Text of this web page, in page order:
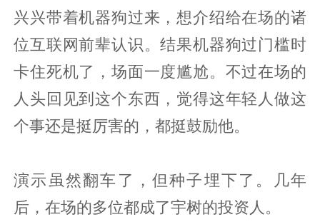
兴兴带着机器狗过来，想介绍给在场的诸
位互联网前辈认识。结果机器狗过门槛时
卡住死机了，场面一度尴尬。不过在场的
人头回见到这个东西，觉得这年轻人做这
个事还是挺厉害的，都挺鼓励他。
演示虽然翻车了，但种子埋下了。几年
后，在场的多位都成了宇树的投资人。